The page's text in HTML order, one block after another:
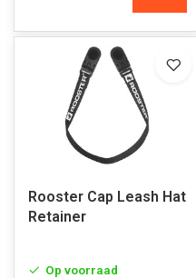
Rooster Cap Leash Hat
Retainer
Op voorraad